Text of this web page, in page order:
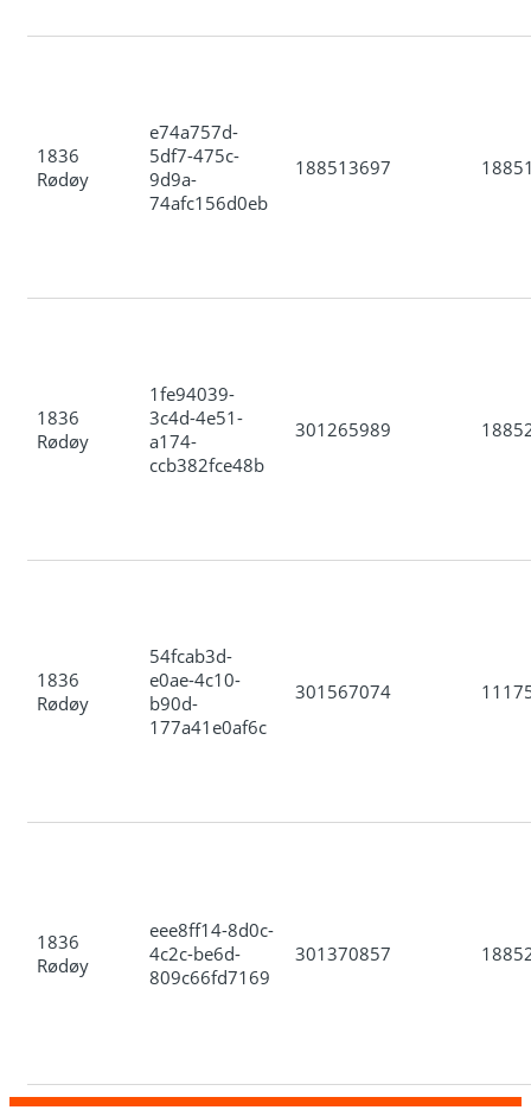
1836
Rødøy
e74a757d-
5df7-475c-
9d9a-
74afc156d0eb
188513697
1836
Rødøy
1fe94039-
3c4d-4e51-
a174-
ccb382fce48b
301265989
1836
Rødøy
54fcab3d-
e0ae-4c10-
b90d-
177a41e0af6c
301567074
1836
Rødøy
eee8ff14-8d0c-
4c2c-be6d-
809c66fd7169
301370857